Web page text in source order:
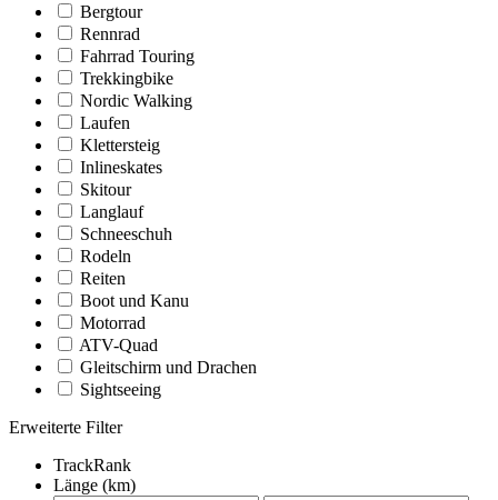
Bergtour
Rennrad
Fahrrad Touring
Trekkingbike
Nordic Walking
Laufen
Klettersteig
Inlineskates
Skitour
Langlauf
Schneeschuh
Rodeln
Reiten
Boot und Kanu
Motorrad
ATV-Quad
Gleitschirm und Drachen
Sightseeing
Erweiterte Filter
TrackRank
Länge (km)